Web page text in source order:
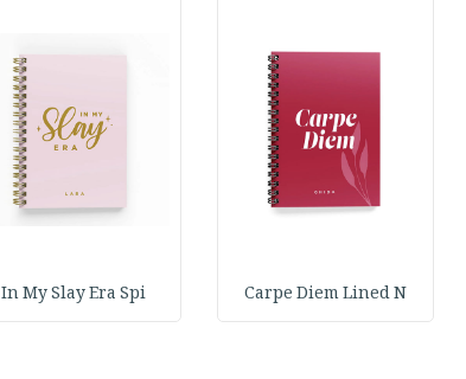
Carpe Diem Lined N
In My Slay Era Spi